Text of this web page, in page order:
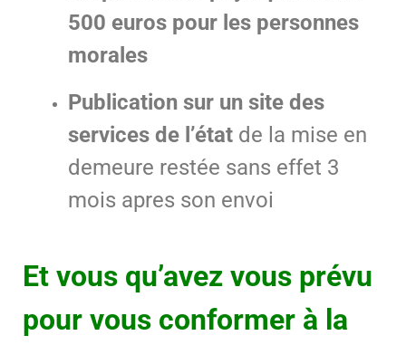
500 euros pour les personnes
morales
Publication sur un site des
services de l’état de la mise en
demeure restée sans effet 3
mois apres son envoi
Et vous qu’avez vous prévu
pour vous conformer à la